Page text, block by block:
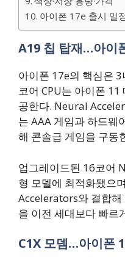
아이폰 17e 출시 일
A19 칩 탑재…아이
아이폰 17e의 핵심은
코어 CPU는 아이폰
공한다. Neural
는 AAA 게임과 하드웨
해 콘솔급 게임을 구동
업그레이드된 16코어
형 모델에 최적화됐으
Accelerators와 결합해
을 이전 세대보다 빠르
C1X 모뎀…아이폰